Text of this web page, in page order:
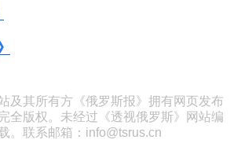
及其所有方《俄罗斯报》拥有网页发布
全版权。未经过《透视俄罗斯》网站编
。联系邮箱：info@tsrus.cn